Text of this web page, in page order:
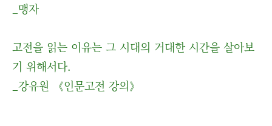
_맹자
고전을 읽는 이유는 그 시대의 거대한 시간을 살아보
기 위해서다.
_강유원 《인문고전 강의》